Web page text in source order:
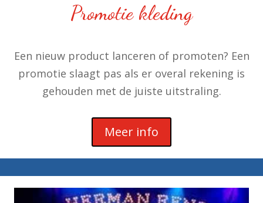
Promotie kleding
Een nieuw product lanceren of promoten? Een
promotie slaagt pas als er overal rekening is
gehouden met de juiste uitstraling.
Meer info